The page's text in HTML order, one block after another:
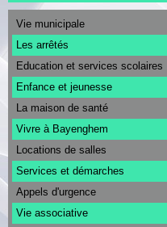
Accueil
Menu scolaire
Actualités
Transports
Urbanisme
CAPSO
Agenda
Vie municipale
Les arrêtés
Education et services scolaires
Enfance et jeunesse
La maison de santé
Vivre à Bayenghem
Locations de salles
Services et démarches
Appels d'urgence
Vie associative